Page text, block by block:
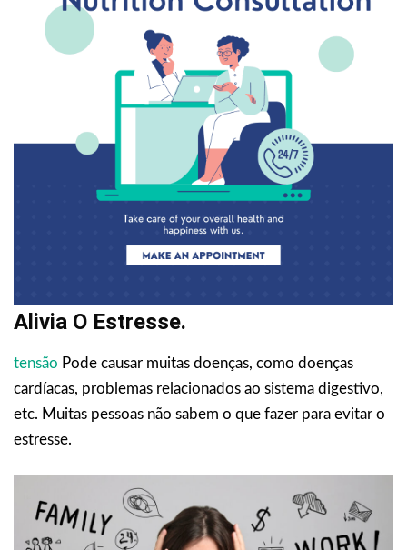
Alivia O Estresse.
tensão Pode causar muitas doenças, como doenças
cardíacas, problemas relacionados ao sistema digestivo,
etc. Muitas pessoas não sabem o que fazer para evitar o
estresse.